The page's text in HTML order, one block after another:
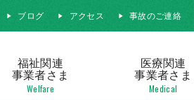
福祉関連
事業者さま
Welfare
医療関連
事業者さま
Medical
ブログ アクセス 事故のご連絡